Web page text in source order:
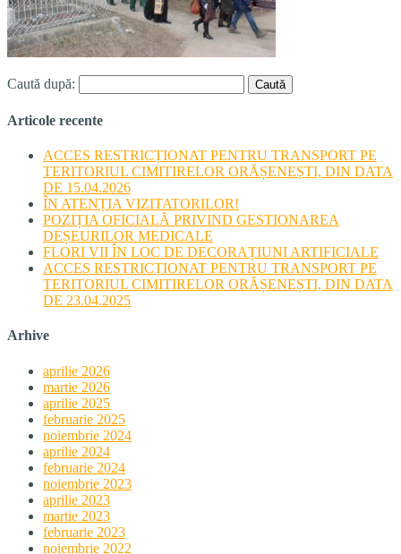
Caută după:
Articole recente
ACCES RESTRICȚIONAT PENTRU TRANSPORT PE
TERITORIUL CIMITIRELOR ORĂȘENEȘTI, DIN DATA
DE 15.04.2026
ÎN ATENȚIA VIZITATORILOR!
POZIȚIA OFICIALĂ PRIVIND GESTIONAREA
DEȘEURILOR MEDICALE
FLORI VII ÎN LOC DE DECORAȚIUNI ARTIFICIALE
ACCES RESTRICȚIONAT PENTRU TRANSPORT PE
TERITORIUL CIMITIRELOR ORĂȘENEȘTI, DIN DATA
DE 23.04.2025
Arhive
aprilie 2026
martie 2026
aprilie 2025
februarie 2025
noiembrie 2024
aprilie 2024
februarie 2024
noiembrie 2023
aprilie 2023
martie 2023
februarie 2023
noiembrie 2022